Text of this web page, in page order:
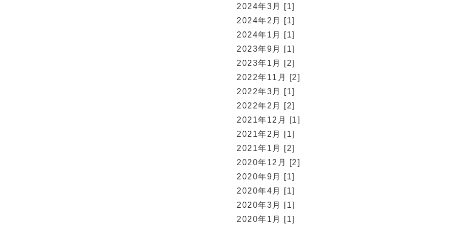
2024年3月 [1]
2024年2月 [1]
2024年1月 [1]
2023年9月 [1]
2023年1月 [2]
2022年11月 [2]
2022年3月 [1]
2022年2月 [2]
2021年12月 [1]
2021年2月 [1]
2021年1月 [2]
2020年12月 [2]
2020年9月 [1]
2020年4月 [1]
2020年3月 [1]
2020年1月 [1]